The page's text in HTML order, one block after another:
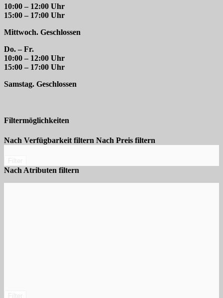
10:00 – 12:00 Uhr
15:00 – 17:00 Uhr
Mittwoch. Geschlossen
Do. – Fr.
10:00 – 12:00 Uhr
15:00 – 17:00 Uhr
Samstag. Geschlossen
Filtermöglichkeiten
Nach Verfügbarkeit filtern Nach Preis filtern
Nach Atributen filtern